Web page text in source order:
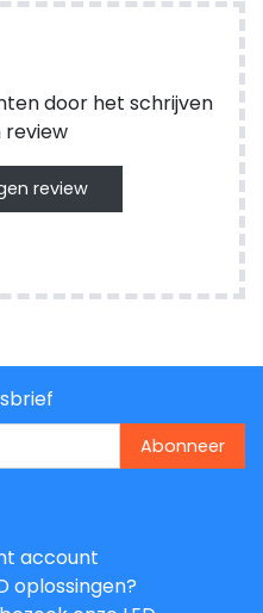
door het schrijven
review
review
Abonneer
account
oplossingen?